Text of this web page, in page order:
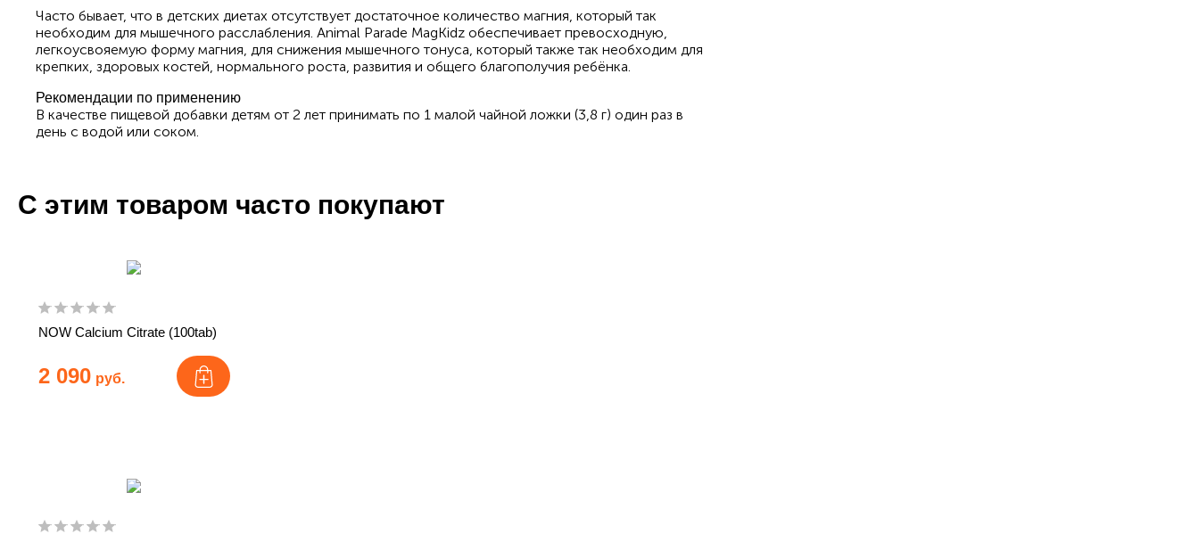
Часто бывает, что в детских диетах отсутствует достаточное количество магния, который так
необходим для мышечного расслабления. Animal Parade MagKidz обеспечивает превосходную,
легкоусвояемую форму магния, для снижения мышечного тонуса, который также так необходим для
крепких, здоровых костей, нормального роста, развития и общего благополучия ребёнка.
Рекомендации по применению
В качестве пищевой добавки детям от 2 лет принимать по 1 малой чайной ложки (3,8 г) один раз в
день с водой или соком.
С этим товаром часто покупают
NOW Calcium Citrate (100tab)
2 090 руб.